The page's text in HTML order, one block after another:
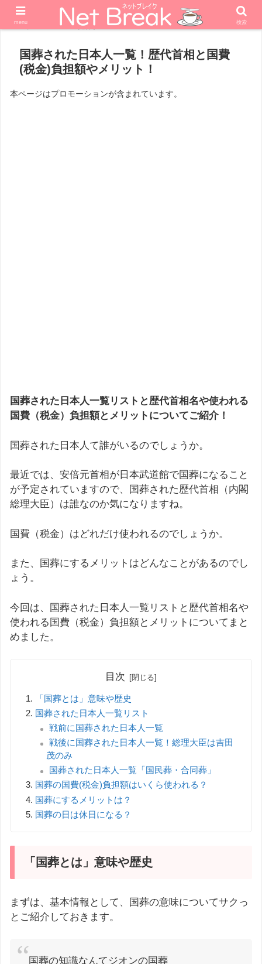
ホーム 政治家
国葬された日本人一覧！歴代首相と国費
(税金)負担額やメリット！
本ページはプロモーションが含まれています。
国葬された日本人一覧リストと歴代首相名や使われる
国費（税金）負担額とメリットについてご紹介！
国葬された日本人て誰がいるのでしょうか。
最近では、安倍元首相が日本武道館で国葬になること
が予定されていますので、国葬された歴代首相（内閣
総理大臣）は誰なのか気になりますね。
国費（税金）はどれだけ使われるのでしょうか。
また、国葬にするメリットはどんなことがあるのでし
ょう。
今回は、国葬された日本人一覧リストと歴代首相名や
使われる国費（税金）負担額とメリットについてまと
めました。
目次
「国葬とは」意味や歴史
国葬された日本人一覧リスト
戦前に国葬された日本人一覧
戦後に国葬された日本人一覧！総理大臣は吉田
茂のみ
国葬された日本人一覧「国民葬・合同葬」
国葬の国費(税金)負担額はいくら使われる？
国葬にするメリットは？
国葬の日は休日になる？
「国葬とは」意味や歴史
まずは、基本情報として、国葬の意味についてサクっ
とご紹介しておきます。
国葬の知識なんてジオンの国葬
menu 検索